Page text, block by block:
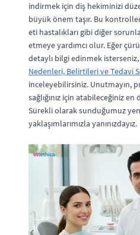
indirmek için diş hekiminizi
büyük önem taşır. Bu
eti hastalıkları gibi diğer
etmeye yardımcı olur. Eğer
detaylı bilgi edinmek isterseniz,
Nedenleri, Belirtileri ve Tedavi
inceleyebilirsiniz. Unutmayın,
sağlığınız için atabileceğiniz
Sürekli olarak sunduğumuz
yaklaşımlarımızla yanınızdayız.